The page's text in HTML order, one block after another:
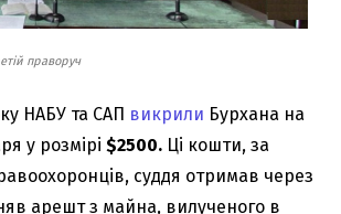
праворуч
НАБУ та САП викрили Бурхана на
у розмірі $2500. Ці кошти, за
суддя отримав через
арешт з майна, вилученого в